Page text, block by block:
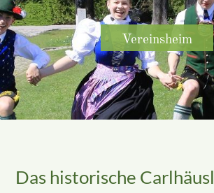
Vereinsheim
Das historische Carlhäusl